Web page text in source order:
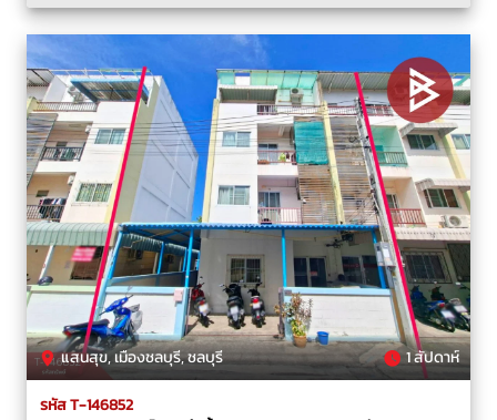
แสนสุข, เมืองชลบุรี, ชลบุรี 1 สัปดาห์
รหัส T-146852